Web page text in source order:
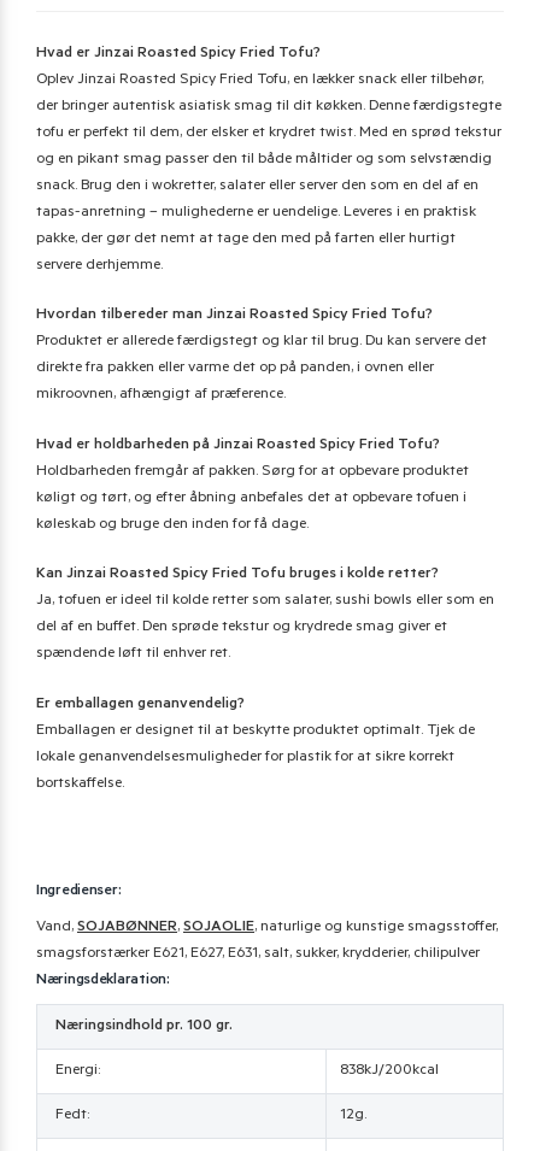
Hvad er Jinzai Roasted Spicy Fried Tofu?
Oplev Jinzai Roasted Spicy Fried Tofu, en lækker snack eller tilbehør,
der bringer autentisk asiatisk smag til dit køkken. Denne færdigstegte
tofu er perfekt til dem, der elsker et krydret twist. Med en sprød tekstur
og en pikant smag passer den til både måltider og som selvstændig
snack. Brug den i wokretter, salater eller server den som en del af en
tapas-anretning – mulighederne er uendelige. Leveres i en praktisk
pakke, der gør det nemt at tage den med på farten eller hurtigt
servere derhjemme.
Hvordan tilbereder man Jinzai Roasted Spicy Fried Tofu?
Produktet er allerede færdigstegt og klar til brug. Du kan servere det
direkte fra pakken eller varme det op på panden, i ovnen eller
mikroovnen, afhængigt af præference.
Hvad er holdbarheden på Jinzai Roasted Spicy Fried Tofu?
Holdbarheden fremgår af pakken. Sørg for at opbevare produktet
køligt og tørt, og efter åbning anbefales det at opbevare tofuen i
køleskab og bruge den inden for få dage.
Kan Jinzai Roasted Spicy Fried Tofu bruges i kolde retter?
Ja, tofuen er ideel til kolde retter som salater, sushi bowls eller som en
del af en buffet. Den sprøde tekstur og krydrede smag giver et
spændende løft til enhver ret.
Er emballagen genanvendelig?
Emballagen er designet til at beskytte produktet optimalt. Tjek de
lokale genanvendelsesmuligheder for plastik for at sikre korrekt
bortskaffelse.
Ingredienser:
Vand, SOJABØNNER, SOJAOLIE, naturlige og kunstige smagsstoffer,
smagsforstærker E621, E627, E631, salt, sukker, krydderier, chilipulver
Næringsdeklaration:
Næringsindhold pr. 100 gr.
Energi: 838kJ/200kcal
Fedt: 12g.